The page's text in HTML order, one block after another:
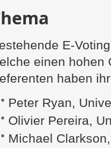
E-
einen hohen
haben
Peter Ryan,
Olivier Pereira,
Michael